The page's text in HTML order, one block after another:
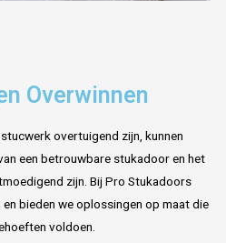
Overwinnen
overtuigend zijn, kunnen
een betrouwbare stukadoor en het
zijn. Bij Pro Stukadoors
bieden we oplossingen op maat die
voldoen.